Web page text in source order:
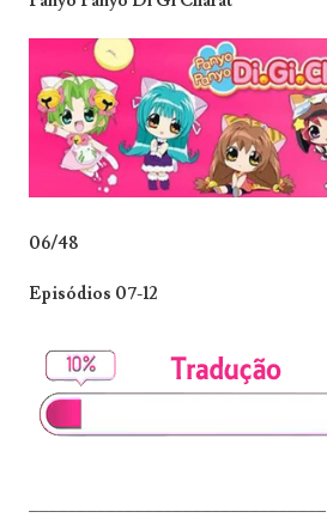
06/48
Episódios 07-12
_______________________________